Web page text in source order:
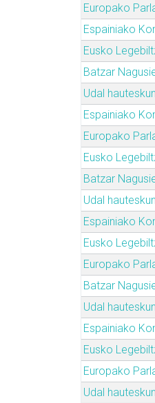
Europako
Espainiako
Eusko
Batzar
Udal
Espainiako
Europako
Eusko
Batzar
Udal
Espainiako
Eusko
Europako
Batzar
Udal
Espainiako
Eusko
Europako
Udal